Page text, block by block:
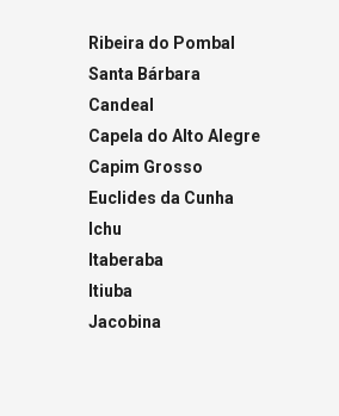
Ribeira do Pombal
Santa Bárbara
Candeal
Capela do Alto Alegre
Capim Grosso
Euclides da Cunha
Ichu
Itaberaba
Itiuba
Jacobina